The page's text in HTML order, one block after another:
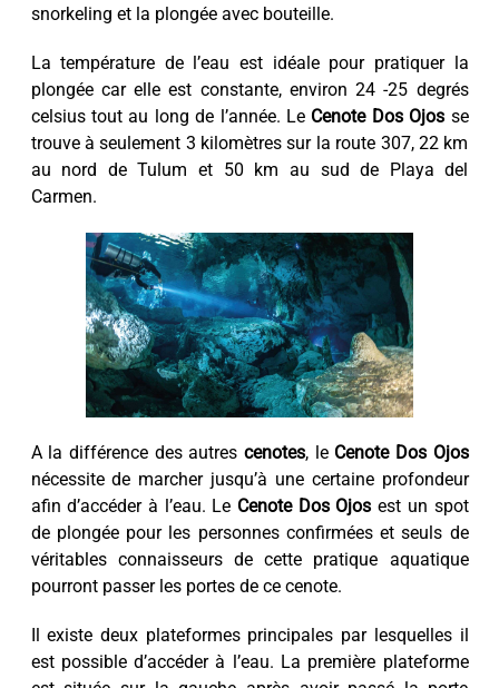
snorkeling et la plongée avec bouteille.
La température de l’eau est idéale pour pratiquer la
plongée car elle est constante, environ 24 -25 degrés
celsius tout au long de l’année. Le Cenote Dos Ojos se
trouve à seulement 3 kilomètres sur la route 307, 22 km
au nord de Tulum et 50 km au sud de Playa del
Carmen.
A la différence des autres cenotes, le Cenote Dos Ojos
nécessite de marcher jusqu’à une certaine profondeur
afin d’accéder à l’eau. Le Cenote Dos Ojos est un spot
de plongée pour les personnes confirmées et seuls de
véritables connaisseurs de cette pratique aquatique
pourront passer les portes de ce cenote.
Il existe deux plateformes principales par lesquelles il
est possible d’accéder à l’eau. La première plateforme